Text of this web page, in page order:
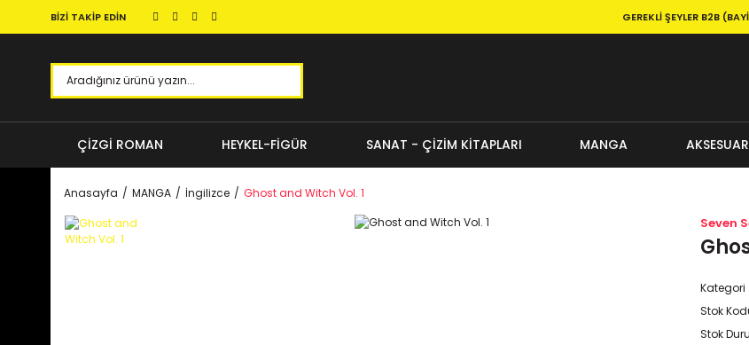
BİZİ TAKİP EDİN GEREKLI ŞEYLER B2B
ÇİZGİ ROMAN HEYKEL-FİGÜR SANAT - ÇİZİM KİTAPLARI MANGA AKSESUAR
Anasayfa MANGA İngilizce Ghost and Witch Vol. 1
Seven
Kategori
Stok
Stok